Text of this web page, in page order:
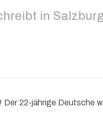
in
Der 22-jährige Deutsche